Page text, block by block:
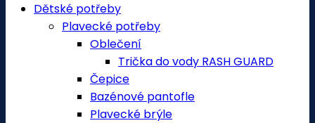
Dětské potřeby
Plavecké potřeby
Oblečení
Trička do vody RASH GUARD
Čepice
Bazénové pantofle
Plavecké brýle